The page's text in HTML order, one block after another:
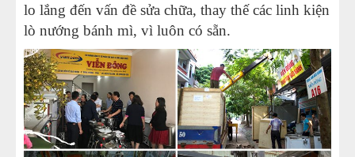
lo lắng đến vấn đề sửa chữa, thay thế các linh kiện
lò nướng bánh mì, vì luôn có sẵn.